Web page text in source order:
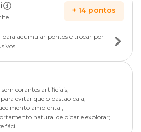
+ 14 pontos
acumular pontos e trocar por
corantes artificiais;
evitar que o bastão caia;
ambiental;
natural de bicar e explorar;
fácil.